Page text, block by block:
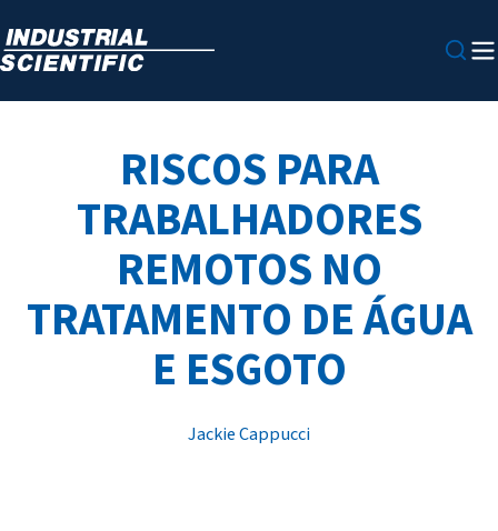
RISCOS PARA
TRABALHADORES
REMOTOS NO
TRATAMENTO DE ÁGUA
E ESGOTO
Jackie Cappucci